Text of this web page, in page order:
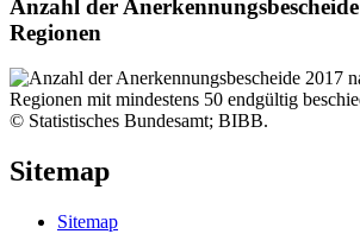
Anzahl der
Regionen
Regionen mit mindestens 50 endgültig
© Statistisches Bundesamt; BIBB.
Sitemap
Sitemap